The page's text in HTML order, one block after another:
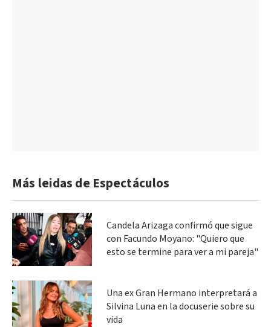
Más leidas de Espectáculos
Candela Arizaga confirmó que sigue
con Facundo Moyano: "Quiero que
esto se termine para ver a mi pareja"
Una ex Gran Hermano interpretará a
Silvina Luna en la docuserie sobre su
vida